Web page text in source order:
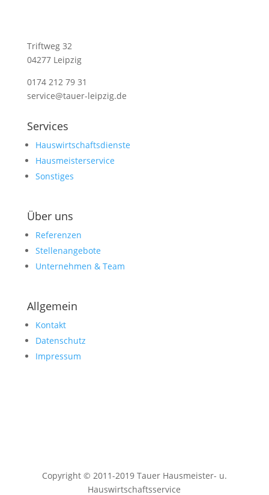
Triftweg 32
04277 Leipzig
0174 212 79 31
service@tauer-leipzig.de
Services
Hauswirtschaftsdienste
Hausmeisterservice
Sonstiges
Über uns
Referenzen
Stellenangebote
Unternehmen & Team
Allgemein
Kontakt
Datenschutz
Impressum
Copyright © 2011-2019 Tauer Hausmeister- u.
Hauswirtschaftsservice